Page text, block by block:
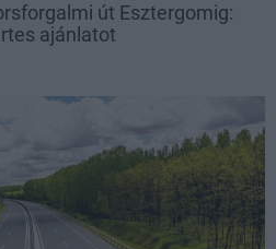
út Esztergomig:
ajánlatot